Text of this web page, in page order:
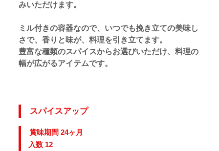
みいただけます。
ミル付きの容器なので、いつでも挽き立ての美味し
さで、香りと味が、料理を引き立てます。
豊富な種類のスパイスからお選びいただけ、料理の
幅が広がるアイテムです。
スパイスアップ
賞味期間 24ヶ月
入数 12